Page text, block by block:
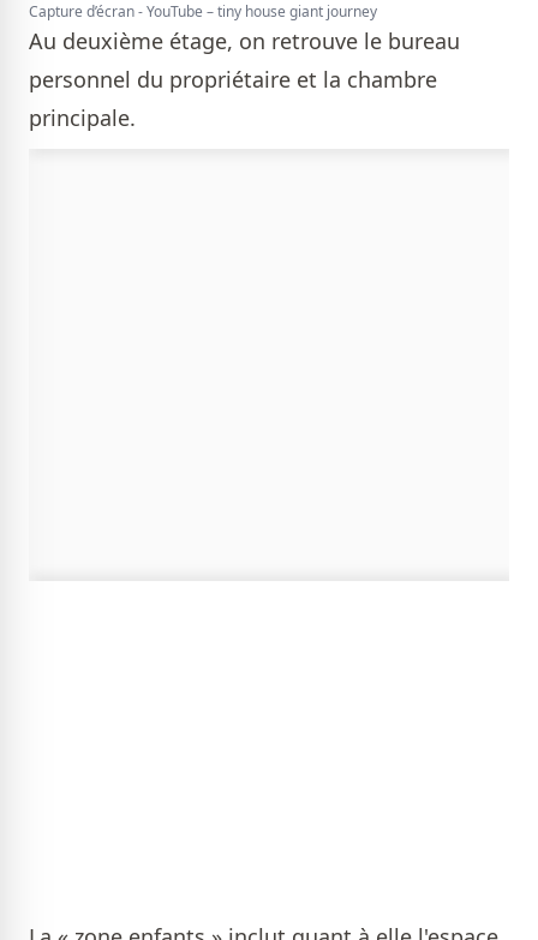
Capture d’écran - YouTube – tiny house giant journey
Au deuxième étage, on retrouve le bureau
personnel du propriétaire et la chambre
principale.